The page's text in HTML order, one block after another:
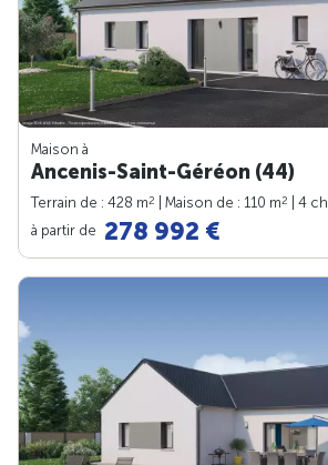
Maison à
Ancenis-Saint-Géréon (44)
Terrain de : 428 m2 | Maison de : 110 m2
| 4 ch.
à partir de 278 992 €